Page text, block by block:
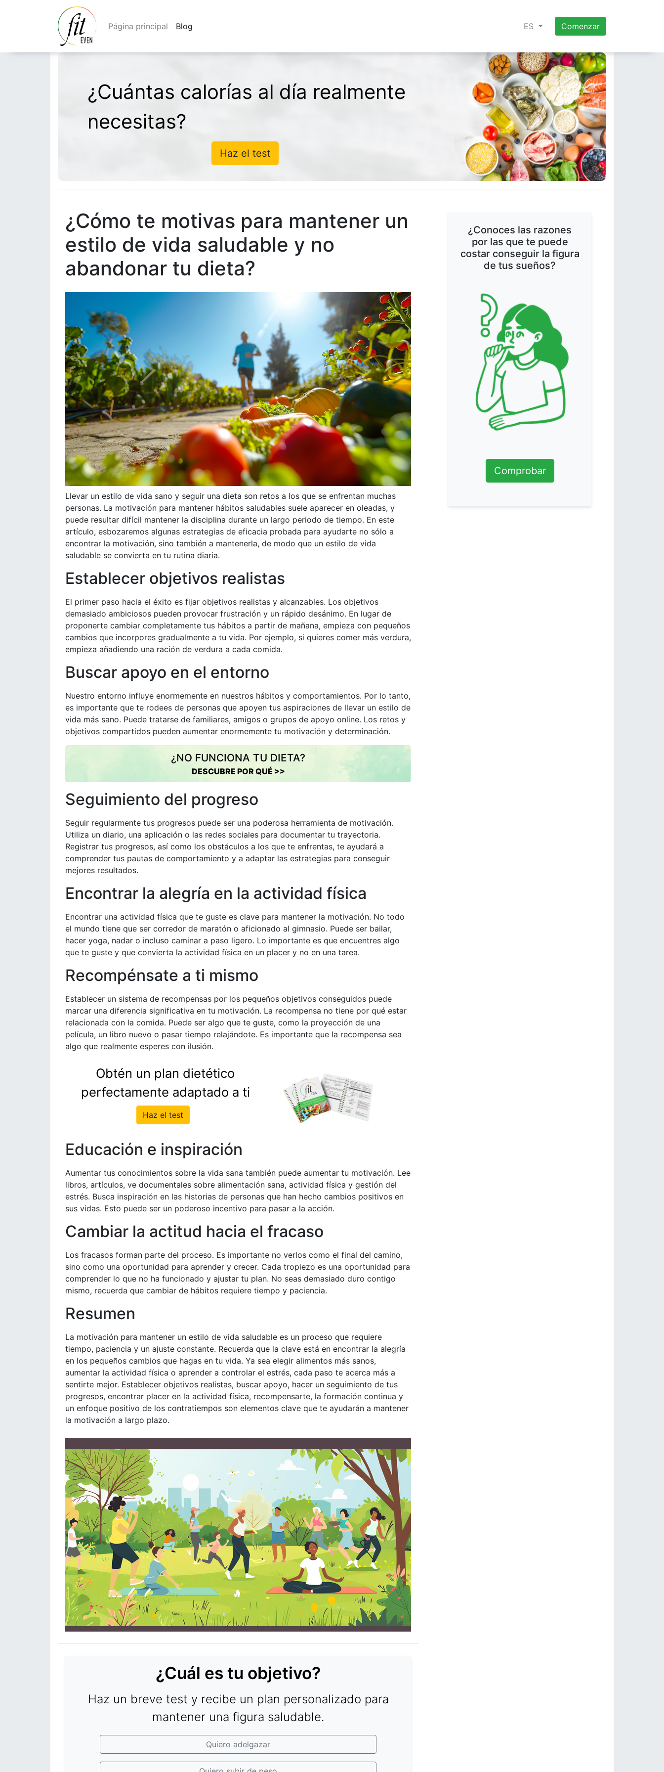
Página principal Blog ES Comenzar
¿Cuántas calorías al día realmente
necesitas?
Haz el test
¿Cómo te motivas para mantener un
estilo de vida saludable y no
abandonar tu dieta?
Llevar un estilo de vida sano y seguir una dieta son retos a los que se enfrentan muchas
personas. La motivación para mantener hábitos saludables suele aparecer en oleadas, y
puede resultar difícil mantener la disciplina durante un largo periodo de tiempo. En este
artículo, esbozaremos algunas estrategias de eficacia probada para ayudarte no sólo a
encontrar la motivación, sino también a mantenerla, de modo que un estilo de vida
saludable se convierta en tu rutina diaria.
Establecer objetivos realistas
El primer paso hacia el éxito es fijar objetivos realistas y alcanzables. Los objetivos
demasiado ambiciosos pueden provocar frustración y un rápido desánimo. En lugar de
proponerte cambiar completamente tus hábitos a partir de mañana, empieza con pequeños
cambios que incorpores gradualmente a tu vida. Por ejemplo, si quieres comer más verdura,
empieza añadiendo una ración de verdura a cada comida.
Buscar apoyo en el entorno
Nuestro entorno influye enormemente en nuestros hábitos y comportamientos. Por lo tanto,
es importante que te rodees de personas que apoyen tus aspiraciones de llevar un estilo de
vida más sano. Puede tratarse de familiares, amigos o grupos de apoyo online. Los retos y
objetivos compartidos pueden aumentar enormemente tu motivación y determinación.
¿NO FUNCIONA TU DIETA?
DESCUBRE POR QUÉ >>
Seguimiento del progreso
Seguir regularmente tus progresos puede ser una poderosa herramienta de motivación.
Utiliza un diario, una aplicación o las redes sociales para documentar tu trayectoria.
Registrar tus progresos, así como los obstáculos a los que te enfrentas, te ayudará a
comprender tus pautas de comportamiento y a adaptar las estrategias para conseguir
mejores resultados.
Encontrar la alegría en la actividad física
Encontrar una actividad física que te guste es clave para mantener la motivación. No todo
el mundo tiene que ser corredor de maratón o aficionado al gimnasio. Puede ser bailar,
hacer yoga, nadar o incluso caminar a paso ligero. Lo importante es que encuentres algo
que te guste y que convierta la actividad física en un placer y no en una tarea.
Recompénsate a ti mismo
Establecer un sistema de recompensas por los pequeños objetivos conseguidos puede
marcar una diferencia significativa en tu motivación. La recompensa no tiene por qué estar
relacionada con la comida. Puede ser algo que te guste, como la proyección de una
película, un libro nuevo o pasar tiempo relajándote. Es importante que la recompensa sea
algo que realmente esperes con ilusión.
Obtén un plan dietético
perfectamente adaptado a ti
Haz el test
Educación e inspiración
Aumentar tus conocimientos sobre la vida sana también puede aumentar tu motivación. Lee
libros, artículos, ve documentales sobre alimentación sana, actividad física y gestión del
estrés. Busca inspiración en las historias de personas que han hecho cambios positivos en
sus vidas. Esto puede ser un poderoso incentivo para pasar a la acción.
Cambiar la actitud hacia el fracaso
Los fracasos forman parte del proceso. Es importante no verlos como el final del camino,
sino como una oportunidad para aprender y crecer. Cada tropiezo es una oportunidad para
comprender lo que no ha funcionado y ajustar tu plan. No seas demasiado duro contigo
mismo, recuerda que cambiar de hábitos requiere tiempo y paciencia.
Resumen
La motivación para mantener un estilo de vida saludable es un proceso que requiere
tiempo, paciencia y un ajuste constante. Recuerda que la clave está en encontrar la alegría
en los pequeños cambios que hagas en tu vida. Ya sea elegir alimentos más sanos,
aumentar la actividad física o aprender a controlar el estrés, cada paso te acerca más a
sentirte mejor. Establecer objetivos realistas, buscar apoyo, hacer un seguimiento de tus
progresos, encontrar placer en la actividad física, recompensarte, la formación continua y
un enfoque positivo de los contratiempos son elementos clave que te ayudarán a mantener
la motivación a largo plazo.
¿Cuál es tu objetivo?
Haz un breve test y recibe un plan personalizado para
mantener una figura saludable.
Quiero adelgazar
¿Conoces las razones
por las que te puede
costar conseguir la figura
de tus sueños?
Comprobar